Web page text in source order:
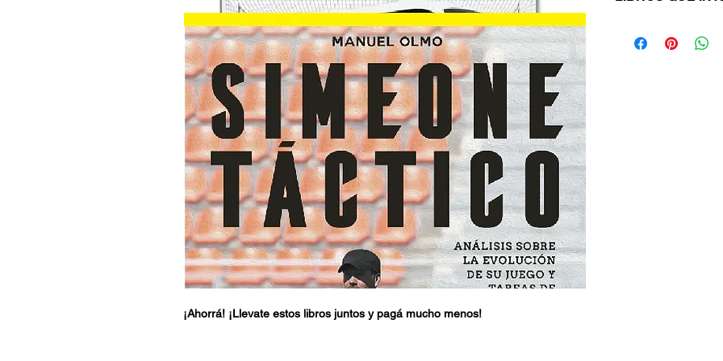
¡Ahorrá! ¡Llevate estos libros juntos y pagá mucho menos!
-PARKING THE